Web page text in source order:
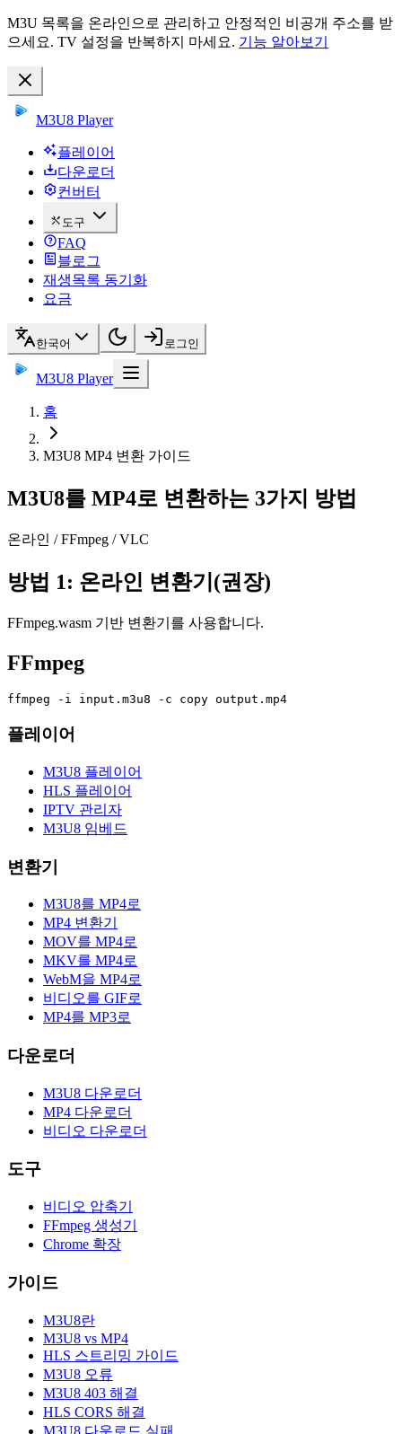
M3U 목록을 온라인으로 관리하고 안정적인 비공개 주소를 받
으세요. TV 설정을 반복하지 마세요. 기능 알아보기
M3U8 Player
플레이어
다운로더
컨버터
도구
FAQ
블로그
재생목록 동기화
요금
한국어 로그인
M3U8 Player
홈
M3U8 MP4 변환 가이드
M3U8를 MP4로 변환하는 3가지 방법
온라인 / FFmpeg / VLC
방법 1: 온라인 변환기(권장)
FFmpeg.wasm 기반 변환기를 사용합니다.
FFmpeg
ffmpeg -i input.m3u8 -c copy output.mp4
플레이어
M3U8 플레이어
HLS 플레이어
IPTV 관리자
M3U8 임베드
변환기
M3U8를 MP4로
MP4 변환기
MOV를 MP4로
MKV를 MP4로
WebM을 MP4로
비디오를 GIF로
MP4를 MP3로
다운로더
M3U8 다운로더
MP4 다운로더
비디오 다운로더
도구
비디오 압축기
FFmpeg 생성기
Chrome 확장
가이드
M3U8란
M3U8 vs MP4
HLS 스트리밍 가이드
M3U8 오류
M3U8 403 해결
HLS CORS 해결
M3U8 다운로드 실패